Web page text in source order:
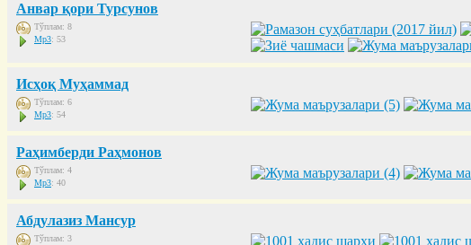
Анвар қори Турсунов
Тўплам: 8
Mp3: 53
Исҳоқ Муҳаммад
Тўплам: 6
Mp3: 54
Раҳимберди Раҳмонов
Тўплам: 4
Mp3: 40
Абдулазиз Мансур
Тўплам: 3